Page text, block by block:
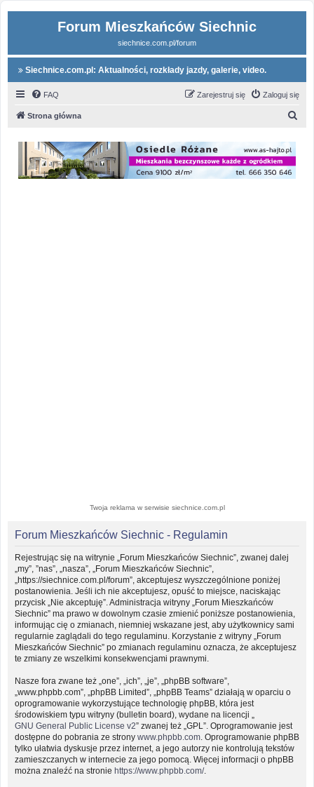
Forum Mieszkańców Siechnic
siechnice.com.pl/forum
Siechnice.com.pl: Aktualności, rozkłady jazdy, galerie, video.
FAQ Zaloguj się
Zarejestruj się
Strona główna
Twoja reklama w serwisie siechnice.com.pl
Forum Mieszkańców Siechnic - Regulamin
Rejestrując się na witrynie „Forum Mieszkańców Siechnic”, zwanej dalej
„my”, ”nas”, „nasza”, „Forum Mieszkańców Siechnic”,
„https://siechnice.com.pl/forum”, akceptujesz wyszczególnione poniżej
postanowienia. Jeśli ich nie akceptujesz, opuść to miejsce, naciskając
przycisk „Nie akceptuję”. Administracja witryny „Forum Mieszkańców
Siechnic” ma prawo w dowolnym czasie zmienić poniższe postanowienia,
informując cię o zmianach, niemniej wskazane jest, aby użytkownicy sami
regularnie zaglądali do tego regulaminu. Korzystanie z witryny „Forum
Mieszkańców Siechnic” po zmianach regulaminu oznacza, że akceptujesz
te zmiany ze wszelkimi konsekwencjami prawnymi.
Nasze fora zwane też „one”, „ich”, „je”, „phpBB software”,
„www.phpbb.com”, „phpBB Limited”, „phpBB Teams” działają w oparciu o
oprogramowanie wykorzystujące technologię phpBB, która jest
środowiskiem typu witryny (bulletin board), wydane na licencji „
GNU General Public License v2” zwanej też „GPL”. Oprogramowanie jest
dostępne do pobrania ze strony www.phpbb.com . Oprogramowanie phpBB
tylko ułatwia dyskusje przez internet, a jego autorzy nie kontrolują tekstów
zamieszczanych w internecie za jego pomocą. Więcej informacji o phpBB
można znaleźć na stronie https://www.phpbb.com/.